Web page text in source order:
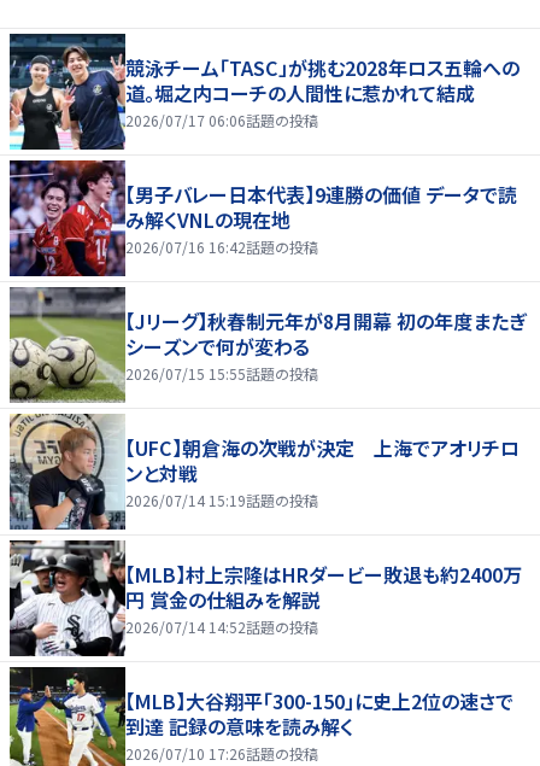
競泳チーム「TASC」が挑む2028年ロス五輪への
道。堀之内コーチの人間性に惹かれて結成
2026/07/17 06:06話題の投稿
【男子バレー日本代表】9連勝の価値 データで読
み解くVNLの現在地
2026/07/16 16:42話題の投稿
【Jリーグ】秋春制元年が8月開幕 初の年度またぎ
シーズンで何が変わる
2026/07/15 15:55話題の投稿
【UFC】朝倉海の次戦が決定 上海でアオリチロ
ンと対戦
2026/07/14 15:19話題の投稿
【MLB】村上宗隆はHRダービー敗退も約2400万
円 賞金の仕組みを解説
2026/07/14 14:52話題の投稿
【MLB】大谷翔平「300-150」に史上2位の速さで
到達 記録の意味を読み解く
2026/07/10 17:26話題の投稿